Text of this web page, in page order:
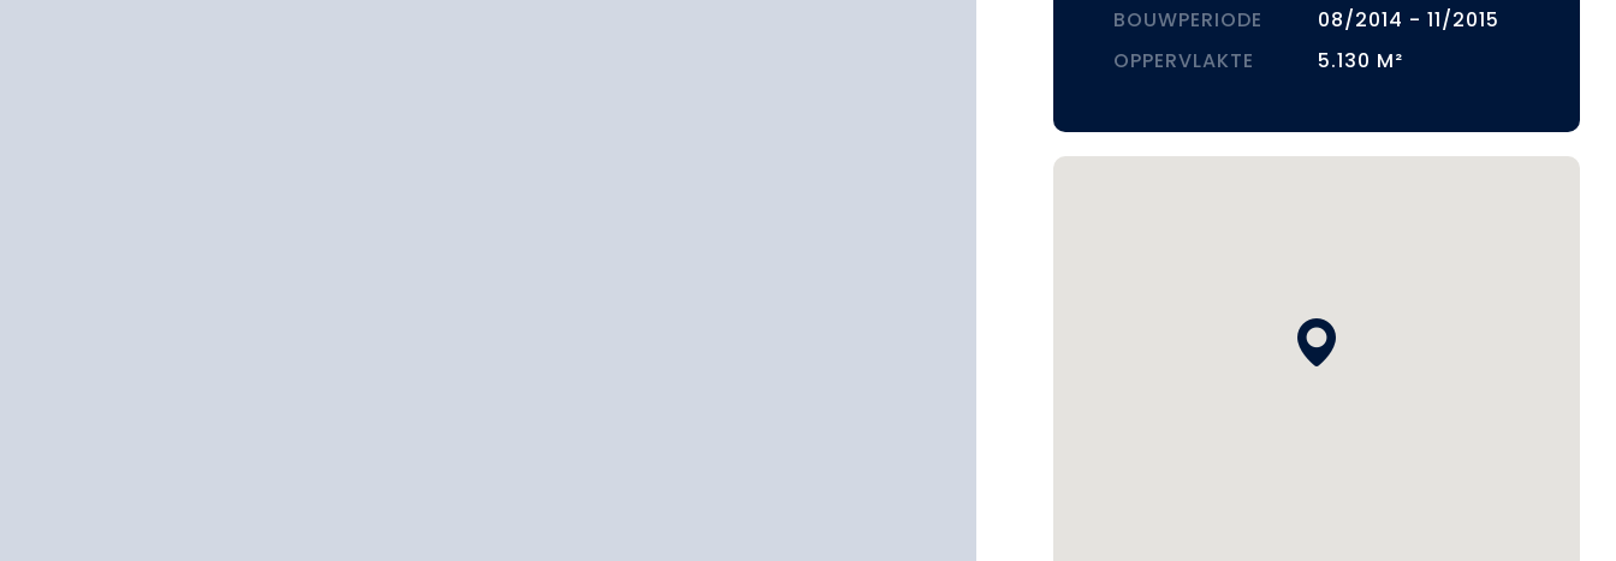
BOUWPERIODE
08/2014 - 11/2015
OPPERVLAKTE
5.130 M²